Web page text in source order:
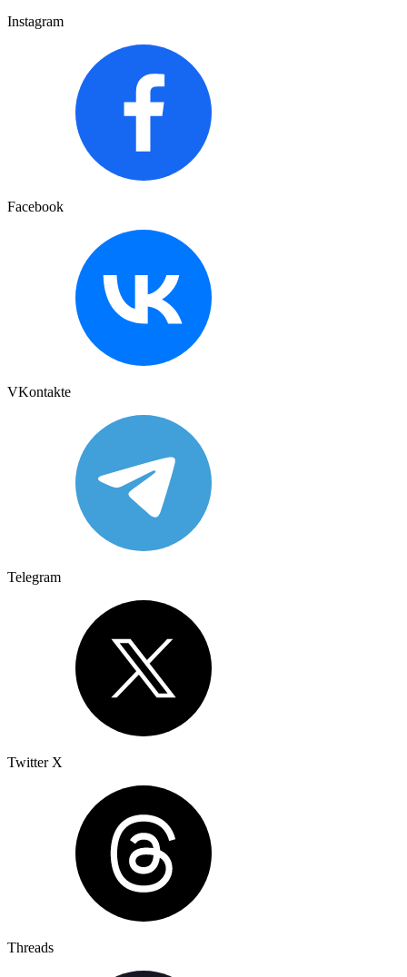
Instagram
Facebook
VKontakte
Telegram
Twitter X
Threads